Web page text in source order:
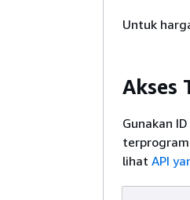
Untuk
Akses
Gunakan
lihat API